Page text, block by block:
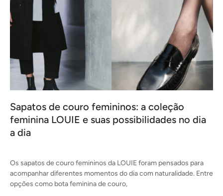
Sapatos de couro femininos: a coleção
feminina LOUIE e suas possibilidades no dia
a dia
Os sapatos de couro femininos da LOUIE foram pensados para
acompanhar diferentes momentos do dia com naturalidade. Entre
opções como bota feminina de couro,